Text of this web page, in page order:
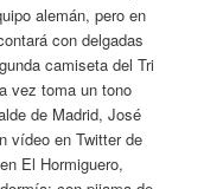
alemán, pero en
con delgadas
camiseta del Tri
vez toma un tono
de Madrid, José
vídeo en Twitter de
El Hormiguero,